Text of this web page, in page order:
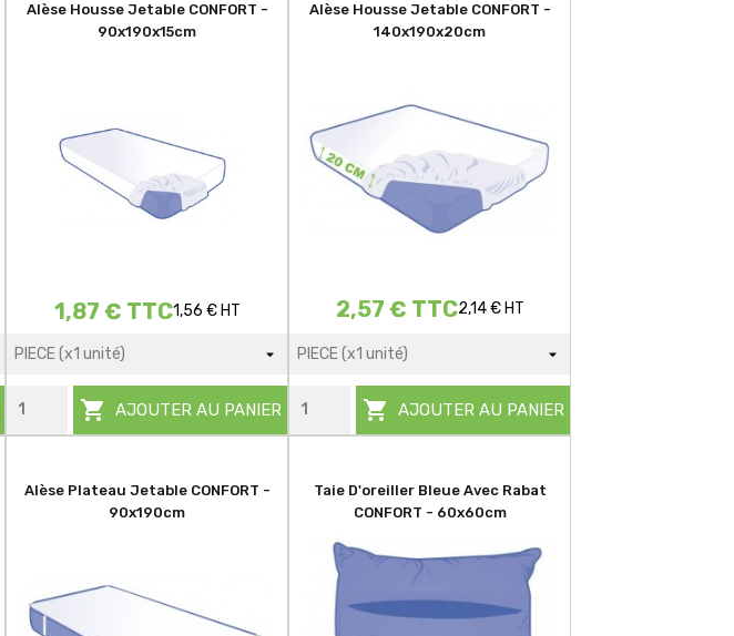
Alèse Housse Jetable CONFORT -
90x190x15cm
1,87 € TTC1,56 € HT
 AJOUTER AU PANIER
Alèse Housse Jetable CONFORT -
140x190x20cm
2,57 € TTC2,14 € HT
 AJOUTER AU PANIER
Alèse Plateau Jetable CONFORT -
90x190cm
Taie D'oreiller Bleue Avec Rabat
CONFORT - 60x60cm